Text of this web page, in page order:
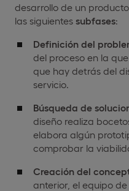
desarrollo de un
las siguientes subfases:
Definición del
del proceso en la
que hay detrás del
servicio.
Búsqueda de
diseño realiza
elabora algún
comprobar la
Creación del
anterior, el equipo